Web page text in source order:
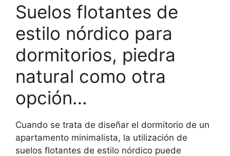
Suelos flotantes de
estilo nórdico para
dormitorios, piedra
natural como otra
opción…
Cuando se trata de diseñar el dormitorio de un
apartamento minimalista, la utilización de
suelos flotantes de estilo nórdico puede